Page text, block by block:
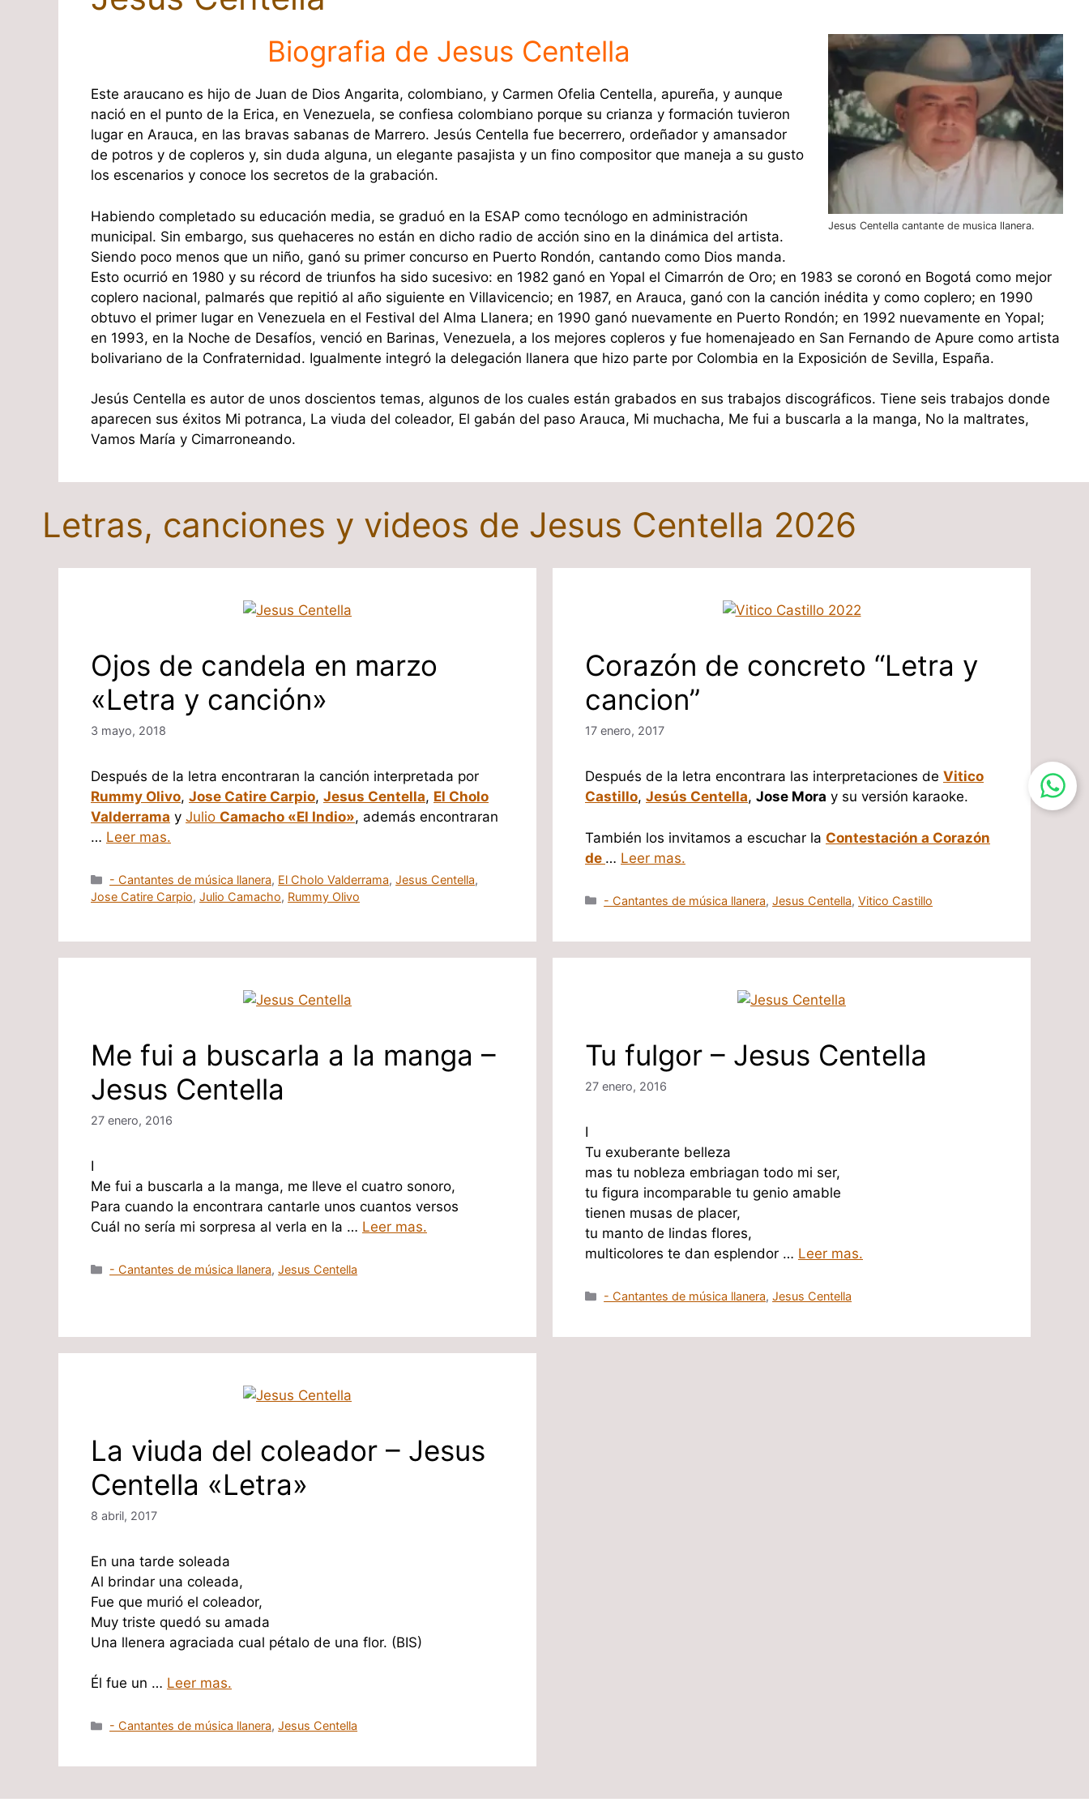
Jesus Centella cantante de musica llanera.
Biografia de Jesus Centella
Este araucano es hijo de Juan de Dios Angarita, colombiano, y Carmen Ofelia Centella, apureña, y aunque
nació en el punto de la Erica, en Venezuela, se confiesa colombiano porque su crianza y formación tuvieron
lugar en Arauca, en las bravas sabanas de Marrero. Jesús Centella fue becerrero, ordeñador y amansador
de potros y de copleros y, sin duda alguna, un elegante pasajista y un fino compositor que maneja a su gusto
los escenarios y conoce los secretos de la grabación.
Habiendo completado su educación media, se graduó en la ESAP como tecnólogo en administración
municipal. Sin embargo, sus quehaceres no están en dicho radio de acción sino en la dinámica del artista.
Siendo poco menos que un niño, ganó su primer concurso en Puerto Rondón, cantando como Dios manda.
Esto ocurrió en 1980 y su récord de triunfos ha sido sucesivo: en 1982 ganó en Yopal el Cimarrón de Oro; en 1983 se coronó en Bogotá como mejor
coplero nacional, palmarés que repitió al año siguiente en Villavicencio; en 1987, en Arauca, ganó con la canción inédita y como coplero; en 1990
obtuvo el primer lugar en Venezuela en el Festival del Alma Llanera; en 1990 ganó nuevamente en Puerto Rondón; en 1992 nuevamente en Yopal;
en 1993, en la Noche de Desafíos, venció en Barinas, Venezuela, a los mejores copleros y fue homenajeado en San Fernando de Apure como artista
bolivariano de la Confraternidad. Igualmente integró la delegación llanera que hizo parte por Colombia en la Exposición de Sevilla, España.
Jesús Centella es autor de unos doscientos temas, algunos de los cuales están grabados en sus trabajos discográficos. Tiene seis trabajos donde
aparecen sus éxitos Mi potranca, La viuda del coleador, El gabán del paso Arauca, Mi muchacha, Me fui a buscarla a la manga, No la maltrates,
Vamos María y Cimarroneando.
Letras, canciones y videos de Jesus Centella 2026
Ojos de candela en marzo
«Letra y canción»
3 mayo, 2018
Después de la letra encontraran la canción interpretada por
Rummy Olivo, Jose Catire Carpio, Jesus Centella, El Cholo
Valderrama y Julio Camacho «El Indio», además encontraran
… Leer mas.
Categorías
- Cantantes de música llanera, El Cholo Valderrama,Jesus Centella,
Jose Catire Carpio, Julio Camacho, Rummy Olivo
Corazón de concreto “Letra y
cancion”
17 enero, 2017
Después de la letra encontrara las interpretaciones de Vitico
Castillo, Jesús Centella, Jose Mora y su versión karaoke.
También los invitamos a escuchar la Contestación a Corazón
de … Leer mas.
Categorías
- Cantantes de música llanera,Jesus Centella,Vitico Castillo
Me fui a buscarla a la manga –
Jesus Centella
27 enero, 2016
I
Me fui a buscarla a la manga, me lleve el cuatro sonoro,
Para cuando la encontrara cantarle unos cuantos versos
Cuál no sería mi sorpresa al verla en la … Leer mas.
Categorías
- Cantantes de música llanera,Jesus Centella
Tu fulgor – Jesus Centella
27 enero, 2016
I
Tu exuberante belleza
mas tu nobleza embriagan todo mi ser,
tu figura incomparable tu genio amable
tienen musas de placer,
tu manto de lindas flores,
multicolores te dan esplendor … Leer mas.
Categorías
- Cantantes de música llanera,Jesus Centella
La viuda del coleador – Jesus
Centella «Letra»
8 abril, 2017
En una tarde soleada
Al brindar una coleada,
Fue que murió el coleador,
Muy triste quedó su amada
Una llenera agraciada cual pétalo de una flor. (BIS)
Él fue un … Leer mas.
Categorías
- Cantantes de música llanera,Jesus Centella